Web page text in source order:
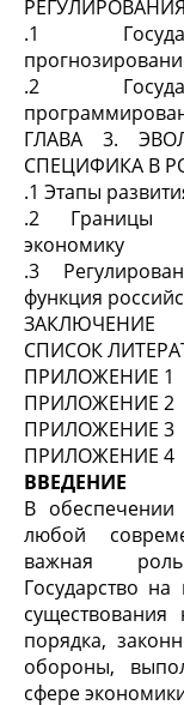
.1
.2
ГЛАВА 3.
СПЕЦИФИКА В
.1 Этапы
.2 Границы
экономику
.3
функция
ЗАКЛЮЧЕНИЕ
СПИСОК
ПРИЛОЖЕНИЕ 1
ПРИЛОЖЕНИЕ 2
ПРИЛОЖЕНИЕ 3
ПРИЛОЖЕНИЕ 4
ВВЕДЕНИЕ
В обеспечении
любой
важная роль
Государство
порядка,
обороны,
сфере